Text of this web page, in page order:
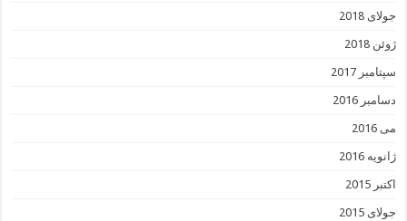
جولای 2018
ژوئن 2018
سپتامبر 2017
دسامبر 2016
می 2016
ژانویه 2016
اکتبر 2015
جولای 2015